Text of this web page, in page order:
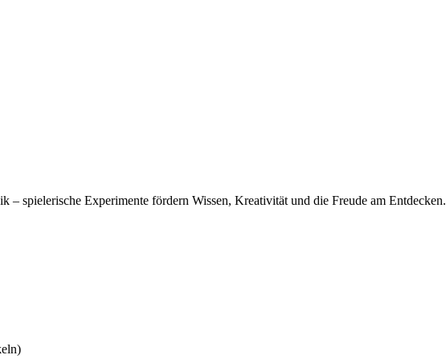
– spielerische Experimente fördern Wissen, Kreativität und die Freude am Entdecken.